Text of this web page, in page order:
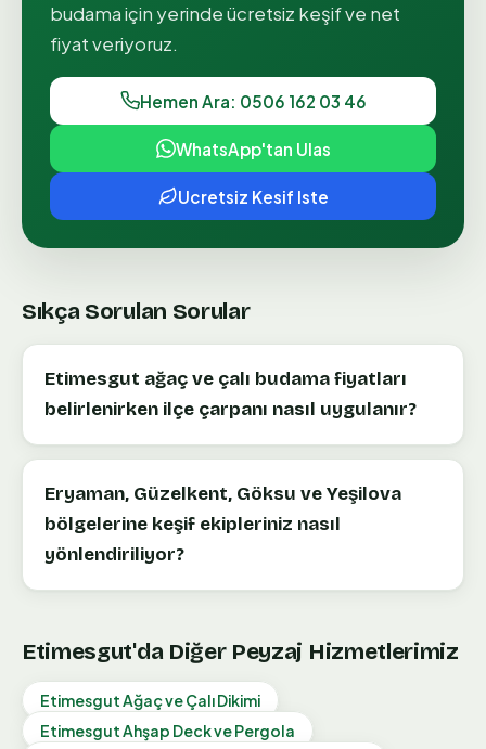
budamaiçin yerinde ücretsiz keşif ve net
fiyat veriyoruz.
Hemen Ara: 0506 162 03 46
WhatsApp'tan Ulas
Ucretsiz Kesif Iste
Sıkça Sorulan Sorular
Etimesgut ağaç ve çalı budama fiyatları
belirlenirken ilçe çarpanı nasıl uygulanır?
Eryaman, Güzelkent, Göksu ve Yeşilova
bölgelerine keşif ekipleriniz nasıl
yönlendiriliyor?
Etimesgut'da Diğer Peyzaj Hizmetlerimiz
EtimesgutAğaç ve Çalı Dikimi
EtimesgutAhşap Deck ve Pergola